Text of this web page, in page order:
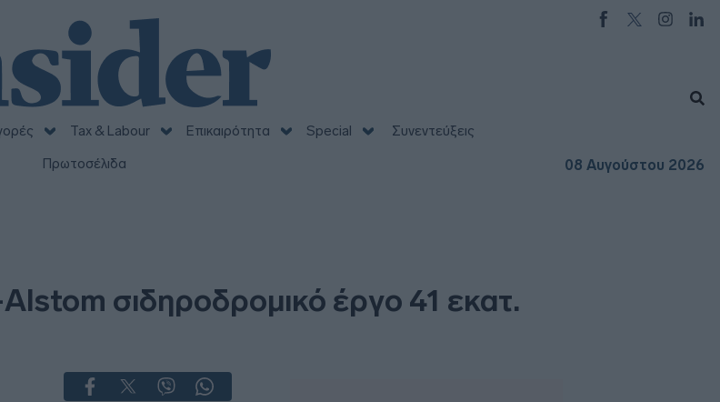
Tax & Labour Επικαιρότητα Special
Συνεντεύξεις
Πρωτοσέλιδα
08 Αυγούστου 2026
σιδηροδρομικό έργο 41 εκατ.